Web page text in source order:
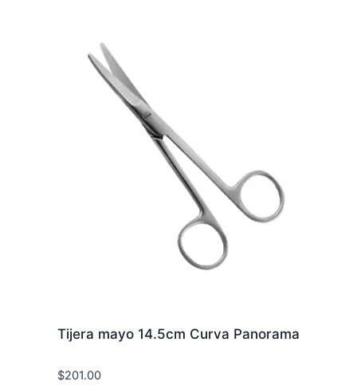
Tijera mayo 14.5cm Curva Panorama
$201.00